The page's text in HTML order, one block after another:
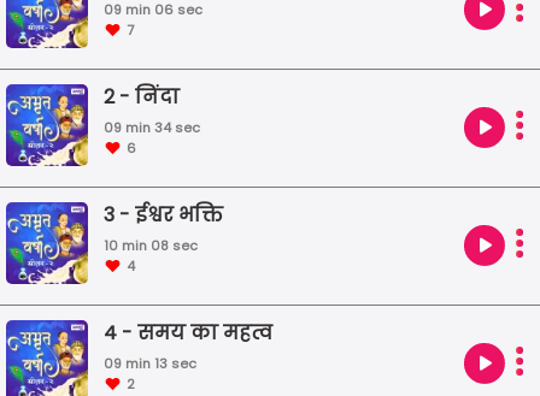
09 min 06 sec
7
2 - निंदा
09 min 34 sec
6
3 - ईश्वर भक्ति
10 min 08 sec
4
4 - समय का महत्व
09 min 13 sec
2